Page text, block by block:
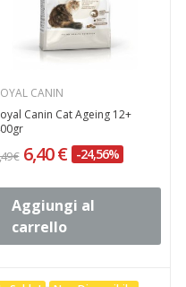
CANIN
Canin Cat Ageing 12+
€ 6,40 € -24,56%
Aggiungi al
carrello